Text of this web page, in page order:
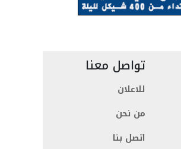
تواصل معنا
للاعلان
من نحن
اتصل بنا